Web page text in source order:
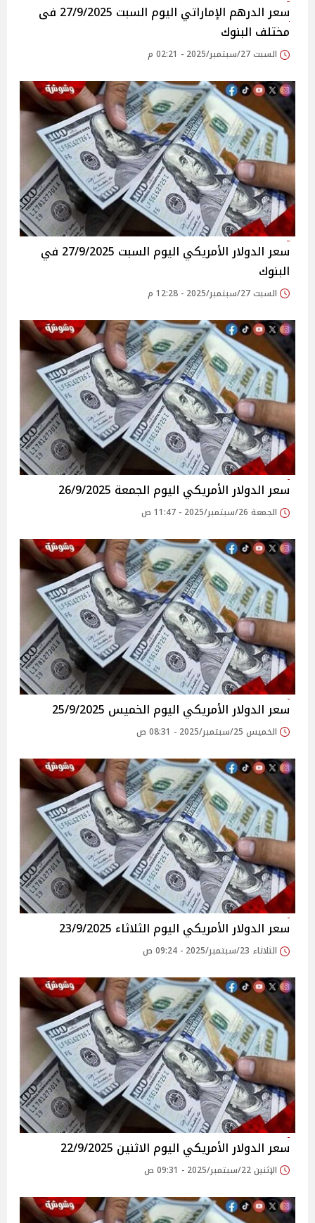
سعر الدرهم الإماراتي اليوم السبت 27/9/2025 فى
مختلف البنوك
السبت 27/سبتمبر/2025 - 02:21 م
سعر الدولار الأمريكي اليوم السبت 27/9/2025 في
البنوك
السبت 27/سبتمبر/2025 - 12:28 م
سعر الدولار الأمريكي اليوم الجمعة 26/9/2025
الجمعة 26/سبتمبر/2025 - 11:47 ص
سعر الدولار الأمريكي اليوم الخميس 25/9/2025
الخميس 25/سبتمبر/2025 - 08:31 ص
سعر الدولار الأمريكي اليوم الثلاثاء 23/9/2025
الثلاثاء 23/سبتمبر/2025 - 09:24 ص
سعر الدولار الأمريكي اليوم الاثنين 22/9/2025
الإثنين 22/سبتمبر/2025 - 09:31 ص